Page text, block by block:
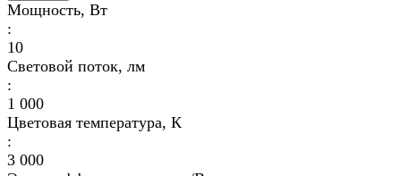
Мощность, Вт
:
10
Световой поток, лм
:
1 000
Цветовая температура, К
:
3 000